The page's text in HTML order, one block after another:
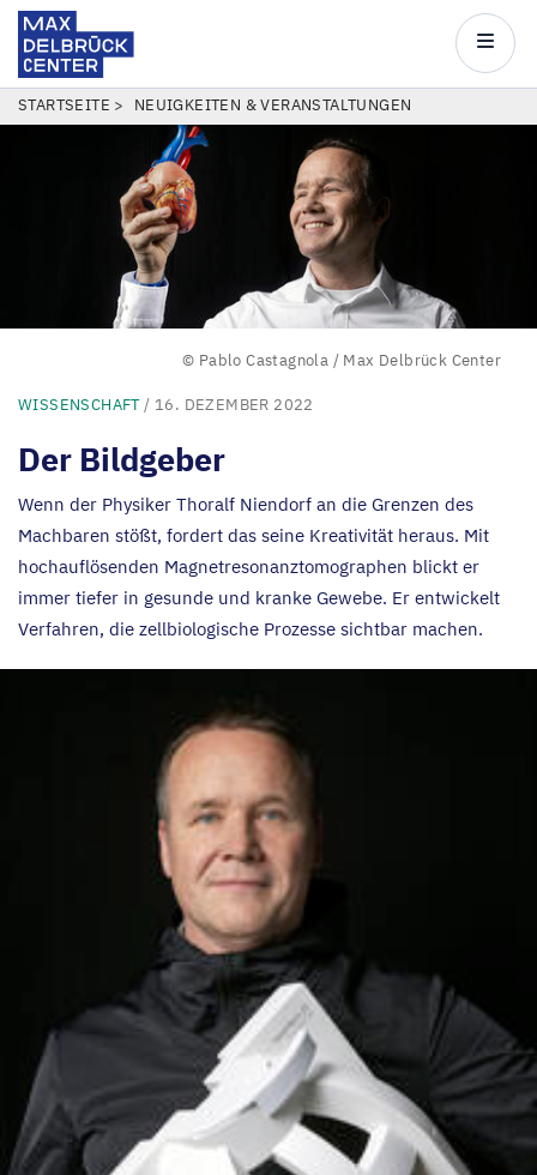
Direkt
zum
Center
Main
PFADNAVIGATION
STARTSEITE NEUIGKEITEN & VERANSTALTUNGEN
© Pablo Castagnola / Max Delbrück Center
WISSENSCHAFT/ 16. DEZEMBER 2022
Der Bildgeber
Wenn der Physiker Thoralf Niendorf an die Grenzen des
Machbaren stößt, fordert das seine Kreativität heraus. Mit
hochauflösenden Magnetresonanztomographen blickt er
immer tiefer in gesunde und kranke Gewebe. Er entwickelt
Verfahren, die zellbiologische Prozesse sichtbar machen.